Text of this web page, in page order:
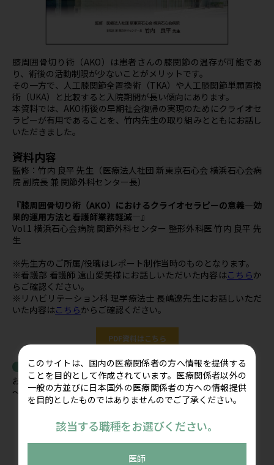
膝周囲骨切り術（AKO）は患者さんの膝関節の温存が可能であ
り、術後の活動制限が少ないことがメリットです。
その一方で、人工膝関節全置換術（TKA）や人工膝関節単顆置換
術（UKA）と比較すると入院期間が長い傾向にあります。
本資料では、AKO術後の早期社会復帰の実現のためにクライオセ
ラピーが有用であることを、竹内先生の取り組みとともにお話し
いただきました。
資料内容
監修：竹内 良平 先生（医療法人社団 新東京石心会 横浜石心会病
院 副院長 兼 関節外科センター長）
『膝周囲骨切り術（AKO）におけるクライオセラピーの意義―効
果的運用方法と看護師業務軽減―』
Vol.1 横浜石心会病院 関節外科センター 整形外科医 竹内 良平 先
生
※先生方のご所属/役職はレポート制作当時のものとなります。
※看護部 看護師 遠山愛美様にお話しいただいた内容はこちらか
らご確認ください。
※リハビリテーション科 理学療法士 長嶋遼先生にお話しいただ
いた内容はこちらからご確認ください。
PDF資料はこちら
関連記事
お盆期間の営業についてのご案内 休業期間2026年8月8日(土)
～8月16日(日)
このサイトは、国内の医療関係者の方へ情報を提供する
ことを目的として作成されています。医療関係者以外の
一般の方並びに日本国外の医療関係者の方への情報提供
を目的としたものではありませんのでご了承ください。
該当する職種をお選びください。
医師